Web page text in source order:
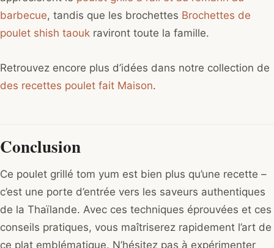
barbecue, tandis que les brochettes Brochettes de
poulet shish taouk raviront toute la famille.
Retrouvez encore plus d’idées dans notre collection de
des recettes poulet fait Maison.
Conclusion
Ce poulet grillé tom yum est bien plus qu’une recette –
c’est une porte d’entrée vers les saveurs authentiques
de la Thaïlande. Avec ces techniques éprouvées et ces
conseils pratiques, vous maîtriserez rapidement l’art de
ce plat emblématique. N’hésitez pas à expérimenter